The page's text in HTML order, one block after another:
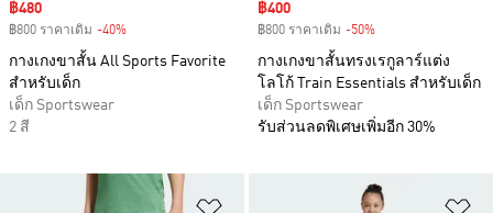
Sale price
฿480
฿800 ราคาเดิม -40%
กางเกงขาสั้น All Sports Favorite
สำหรับเด็ก
เด็ก Sportswear
2 สี
Sale price
฿400
฿800 ราคาเดิม -50%
กางเกงขาสั้นทรงเรกูลาร์แต่ง
โลโก้ Train Essentials สำหรับเด็ก
เด็ก Sportswear
รับส่วนลดพิเศษเพิ่มอีก 30%
เพิ่มไปยังรายการสินค้าโปรด